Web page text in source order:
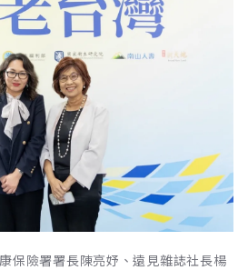
保險署署長陳亮妤、遠見雜誌社長楊